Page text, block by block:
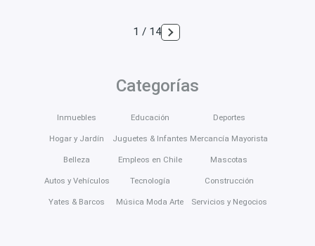
1 / 14
Categorías
Inmuebles
Hogar y Jardín
Belleza
Autos y Vehículos
Yates & Barcos
Educación
Juguetes & Infantes
Empleos en Chile
Tecnología
Música Moda Arte
Deportes
Mercancía Mayorista
Mascotas
Construcción
Servicios y Negocios